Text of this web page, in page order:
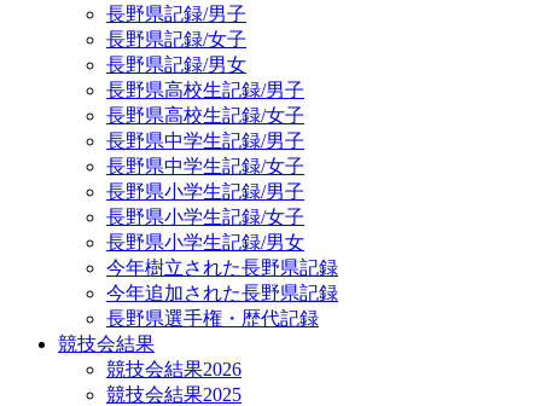
長野県記録/男子
長野県記録/女子
長野県記録/男女
長野県高校生記録/男子
長野県高校生記録/女子
長野県中学生記録/男子
長野県中学生記録/女子
長野県小学生記録/男子
長野県小学生記録/女子
長野県小学生記録/男女
今年樹立された長野県記録
今年追加された長野県記録
長野県選手権・歴代記録
競技会結果
競技会結果2026
競技会結果2025